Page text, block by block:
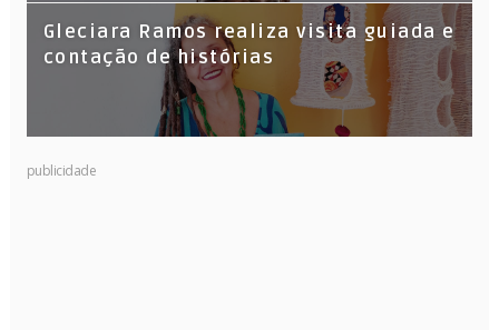
Gleciara Ramos realiza visita guiada e
contação de histórias
publicidade